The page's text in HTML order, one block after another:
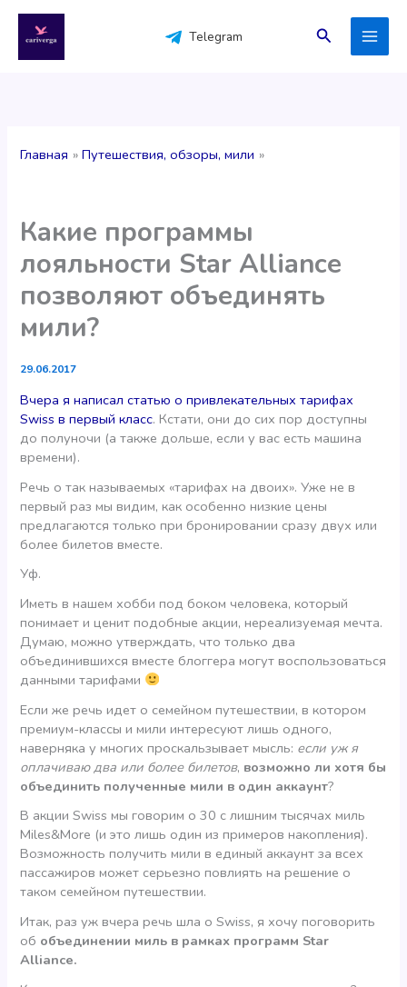
содержимому
Telegram Поиск
Главная Путешествия, обзоры, мили
Какие программы
лояльности Star Alliance
позволяют объединять
мили?
29.06.2017
Вчера я написал статью о привлекательных тарифах
Swiss в первый класс. Кстати, они до сих пор доступны
до полуночи (а также дольше, если у вас есть машина
времени).
Речь о так называемых «тарифах на двоих». Уже не в
первый раз мы видим, как особенно низкие цены
предлагаются только при бронировании сразу двух или
более билетов вместе.
Уф.
Иметь в нашем хобби под боком человека, который
понимает и ценит подобные акции, нереализуемая мечта.
Думаю, можно утверждать, что только два
объединившихся вместе блоггера могут воспользоваться
данными тарифами
Если же речь идет о семейном путешествии, в котором
премиум-классы и мили интересуют лишь одного,
наверняка у многих проскальзывает мысль: если уж я
оплачиваю два или более билетов, возможно ли хотя бы
объединить полученные мили в один аккаунт?
В акции Swiss мы говорим о 30 с лишним тысячах миль
Miles&More (и это лишь один из примеров накопления).
Возможность получить мили в единый аккаунт за всех
пассажиров может серьезно повлиять на решение о
таком семейном путешествии.
Итак, раз уж вчера речь шла о Swiss, я хочу поговорить
об объединении миль в рамках программ Star
Alliance.